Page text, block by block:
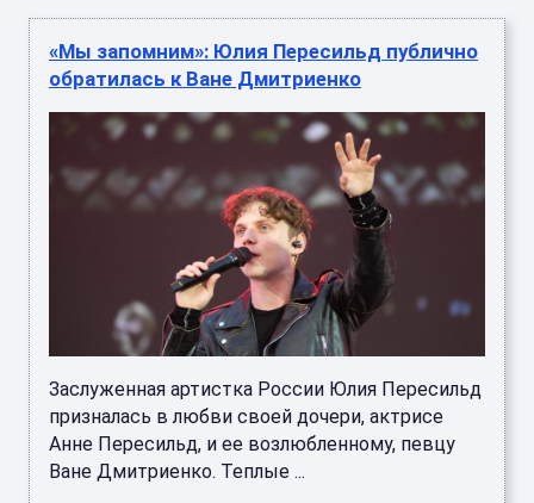
«Мы запомним»: Юлия Пересильд публично
обратилась к Ване Дмитриенко
Заслуженная артистка России Юлия Пересильд
призналась в любви своей дочери, актрисе
Анне Пересильд, и ее возлюбленному, певцу
Ване Дмитриенко. Теплые ...